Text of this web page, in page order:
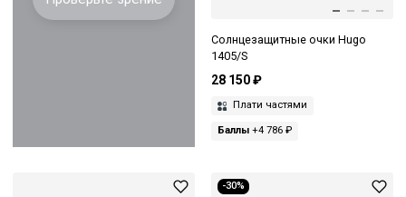
Солнцезащитные очки Hugo
1405/S
28 150 ₽
Плати частями
Баллы+4 786 ₽
-30%